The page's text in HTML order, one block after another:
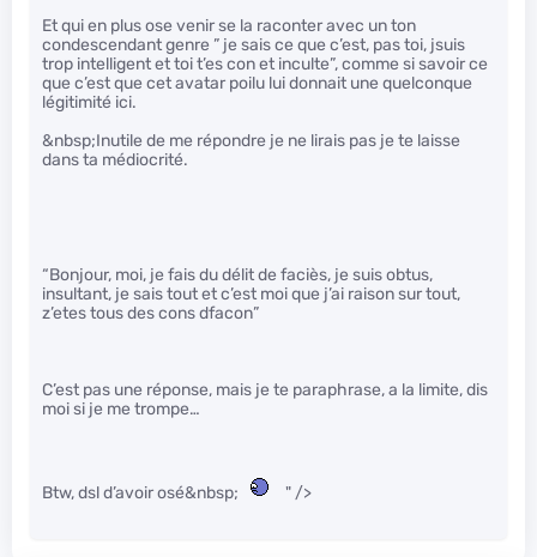
Et qui en plus ose venir se la raconter avec un ton
condescendant genre ” je sais ce que c’est, pas toi, jsuis
trop intelligent et toi t’es con et inculte”, comme si savoir ce
que c’est que cet avatar poilu lui donnait une quelconque
légitimité ici.
&nbsp;Inutile de me répondre je ne lirais pas je te laisse
dans ta médiocrité.
“Bonjour, moi, je fais du délit de faciès, je suis obtus,
insultant, je sais tout et c’est moi que j’ai raison sur tout,
z’etes tous des cons dfacon”
C’est pas une réponse, mais je te paraphrase, a la limite, dis
moi si je me trompe…
Btw, dsl d’avoir osé&nbsp; " />